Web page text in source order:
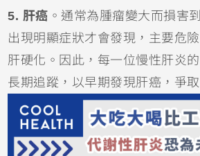
5. 肝癌 。通常為腫瘤變大而損害
出現明顯症狀才會發現，主要危
肝硬化。因此，每一位慢性肝炎
長期追蹤，以早期發現肝癌，爭